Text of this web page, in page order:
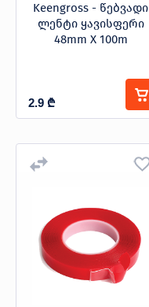
Keengross - წებვადი
ლენტი ყავისფერი
48mm X 100m
2.9 ₾